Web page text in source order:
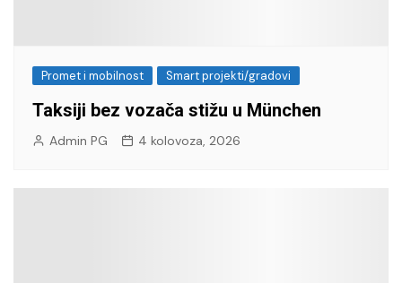
Promet i mobilnost Smart projekti/gradovi
Taksiji bez vozača stižu u München
Admin PG 4 kolovoza, 2026